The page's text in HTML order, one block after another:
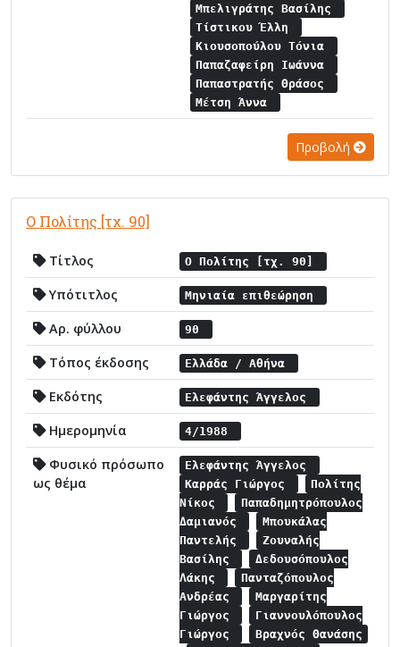
Μπελιγράτης Βασίλης
Τίστικου Έλλη
Κιουσοπούλου Τόνια
Παπαζαφείρη Ιωάννα
Παπαστρατής Θράσος
Μέτση Άννα
Προβολή
Ο Πολίτης [τχ. 90]
Τίτλος Ο Πολίτης [τχ. 90]
Υπότιτλος Μηνιαία επιθεώρηση
Αρ. φύλλου 90
Τόπος έκδοσης Ελλάδα / Αθήνα
Εκδότης Ελεφάντης Άγγελος
Ημερομηνία 4/1988
Φυσικό πρόσωπο
ως θέμα
Ελεφάντης Άγγελος
Καρράς Γιώργος
Πολίτης
Νίκος
Παπαδημητρόπουλος
Δαμιανός
Μπουκάλας
Παντελής
Ζουναλής
Βασίλης
Δεδουσόπουλος
Λάκης
Πανταζόπουλος
Ανδρέας
Μαργαρίτης
Γιώργος
Γιαννουλόπουλος
Γιώργος
Βραχνός Θανάσης